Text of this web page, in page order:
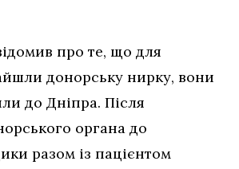
про те, що для
донорську нирку, вони
до Дніпра. Після
органа до
разом із пацієнтом